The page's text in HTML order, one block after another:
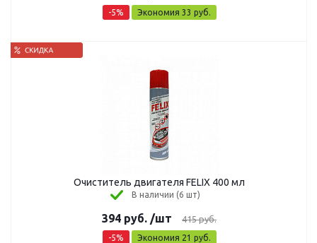
-5% Экономия 33 руб.
Очиститель двигателя FELIX 400 мл
В наличии (6 шт)
394 руб. /шт 415руб.
-5% Экономия 21 руб.